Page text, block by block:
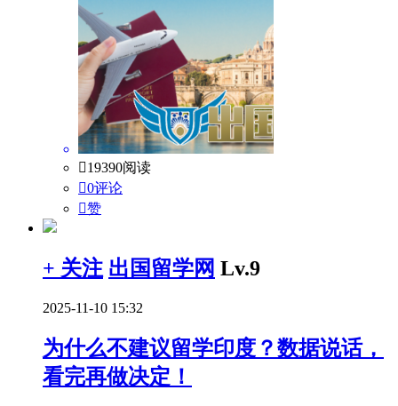
19390阅读
0评论
赞
+ 关注 出国留学网 Lv.9
2025-11-10 15:32
为什么不建议留学印度？数据说话，
看完再做决定！